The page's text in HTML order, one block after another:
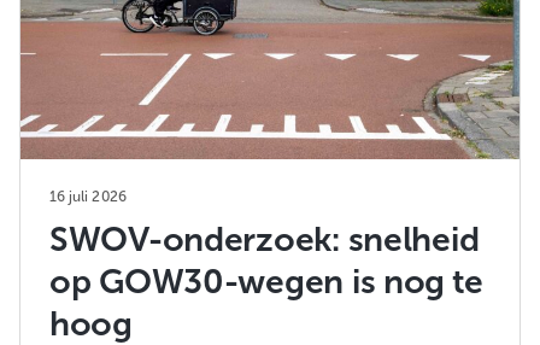
16 juli 2026
SWOV-onderzoek: snelheid
op GOW30-wegen is nog te
hoog